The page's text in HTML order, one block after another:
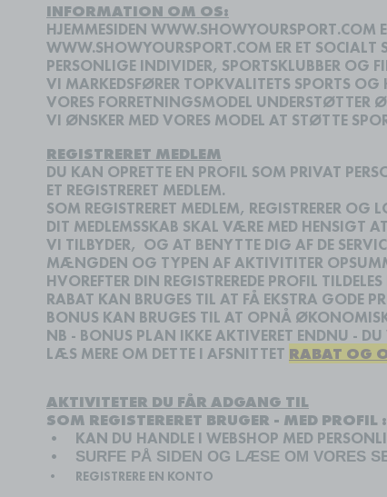
INFORMATION OM OS:
HJEMMESIDEN WWW.SHOWYOURSPORT.COM
WWW.SHOWYOURSPORT.COM ER ET SOCIALT
PERSONLIGE INDIVIDER, SPORTSKLUBBER OG
VI MARKEDSFØRER TOPKVALITETS SPORTS
VORES FORRETNINGSMODEL UNDERSTØTTER
VI ØNSKER MED VORES MODEL AT STØTTE
REGISTRERET MEDLEM
DU KAN OPRETTE EN PROFIL SOM PRIVAT
ET REGISTRERET MEDLEM.
SOM REGISTRERET MEDLEM, REGISTRERER
DIT MEDLEMSSKAB SKAL VÆRE MED HENSIGT
VI TILBYDER, OG AT BENYTTE DIG AF DE
MÆNGDEN OG TYPEN AF AKTIVITITER
HVOREFTER DIN REGISTREREDE PROFIL
RABAT KAN BRUGES TIL AT FÅ EKSTRA GODE
BONUS KAN BRUGES TIL AT OPNÅ
NB - BONUS PLAN IKKE AKTIVERET ENDNU - DU
LÆS MERE OM DETTE I AFSNITTET RABAT OG
AKTIVITETER DU FÅR ADGANG TIL
SOM REGISTERERET BRUGER - MED PROFIL :
•
KAN DU HANDLE I WEBSHOP MED
•
SURFE PÅ SIDEN OG LÆSE OM VORES
• REGISTRERE EN KONTO